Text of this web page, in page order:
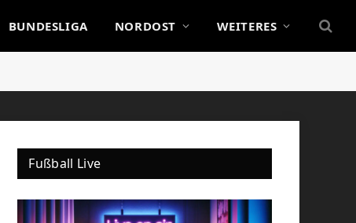
BUNDESLIGA NORDOST WEITERES
Fußball Live